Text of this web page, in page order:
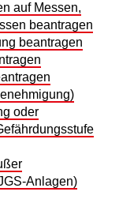
auf Messen,
beantragen
beantragen
oder
Anlagen)